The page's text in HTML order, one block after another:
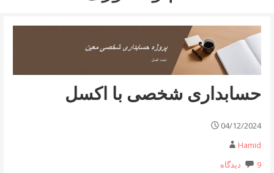
حسابداری شخصی با اکسل
04/12/2024
Hamid
9 دیدگاه